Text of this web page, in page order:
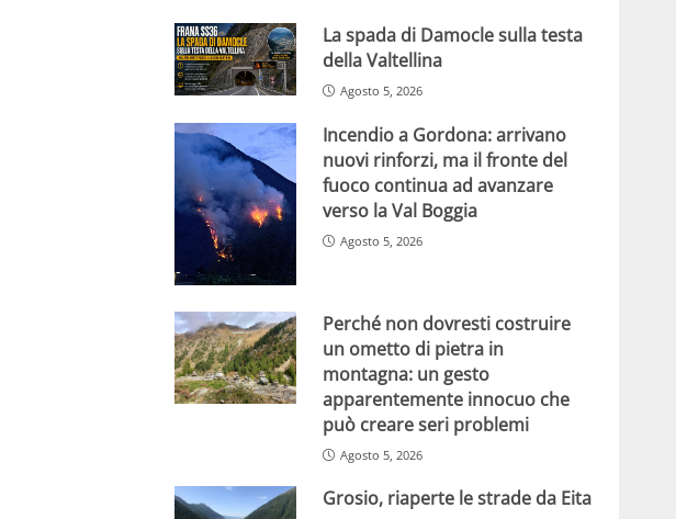
La spada di Damocle sulla testa
della Valtellina
Agosto 5, 2026
Incendio a Gordona: arrivano
nuovi rinforzi, ma il fronte del
fuoco continua ad avanzare
verso la Val Boggia
Agosto 5, 2026
Perché non dovresti costruire
un ometto di pietra in
montagna: un gesto
apparentemente innocuo che
può creare seri problemi
Agosto 5, 2026
Grosio, riaperte le strade da Eita